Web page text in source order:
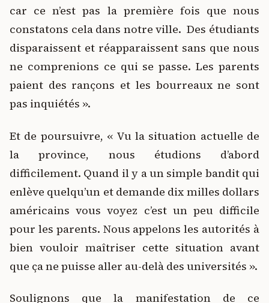
car ce n’est pas la première fois que nous
constatons cela dans notre ville. Des étudiants
disparaissent et réapparaissent sans que nous
ne comprenions ce qui se passe. Les parents
paient des rançons et les bourreaux ne sont
pas inquiétés ».
Et de poursuivre, « Vu la situation actuelle de
la province, nous étudions d’abord
difficilement. Quand il y a un simple bandit qui
enlève quelqu’un et demande dix milles dollars
américains vous voyez c’est un peu difficile
pour les parents. Nous appelons les autorités à
bien vouloir maîtriser cette situation avant
que ça ne puisse aller au-delà des universités ».
Soulignons que la manifestation de ce